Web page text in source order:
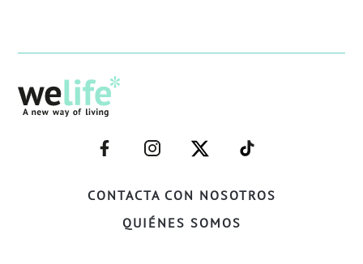
CONTACTA CON NOSOTROS
QUIÉNES SOMOS
–
FACEBOOK–
–
INSTAGRAM–
–
TWITTER–
–
WELIFE–